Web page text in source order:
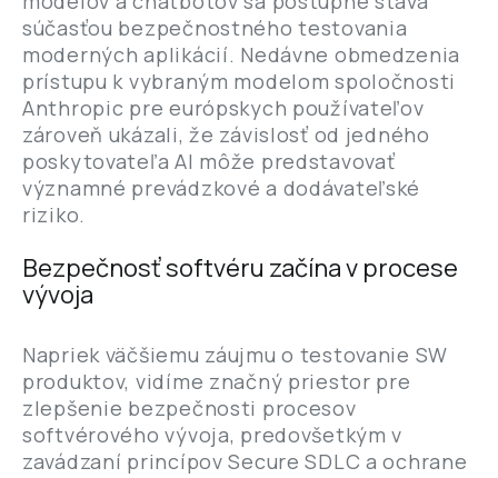
súčasťou bezpečnostného testovania
moderných aplikácií. Nedávne obmedzenia
prístupu k vybraným modelom spoločnosti
Anthropic pre európskych používateľov
zároveň ukázali, že závislosť od jedného
poskytovateľa AI môže predstavovať
významné prevádzkové a dodávateľské
riziko.
Bezpečnosť softvéru začína v procese
vývoja
Napriek väčšiemu záujmu o testovanie SW
produktov, vidíme značný priestor pre
zlepšenie bezpečnosti procesov
softvérového vývoja, predovšetkým v
zavádzaní princípov Secure SDLC a ochrane